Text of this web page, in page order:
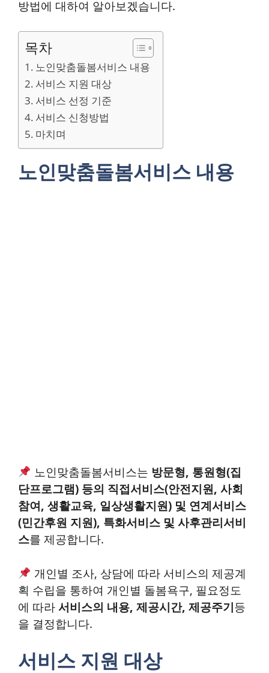
방법에 대하여 알아보겠습니다.
목차
노인맞춤돌봄서비스 내용
서비스 지원 대상
서비스 선정 기준
서비스 신청방법
마치며
노인맞춤돌봄서비스 내용
노인맞춤돌봄서비스는 방문형, 통원형(집
단프로그램) 등의 직접서비스(안전지원, 사회
참여, 생활교육, 일상생활지원) 및 연계서비스
(민간후원 지원), 특화서비스 및 사후관리서비
스를 제공합니다.
개인별 조사, 상담에 따라 서비스의 제공계
획 수립을 통하여 개인별 돌봄욕구, 필요정도
에 따라 서비스의 내용, 제공시간, 제공주기등
을 결정합니다.
서비스 지원 대상